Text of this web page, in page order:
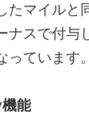
たマイルと
スで付与
ています。
能